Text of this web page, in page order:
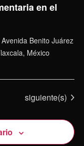
en el
Avenida Benito Juárez
México
Eventos
siguiente(s)